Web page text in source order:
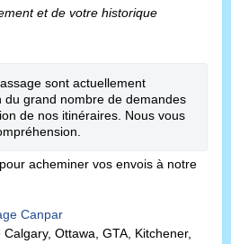
et de votre historique
sont actuellement
du grand nombre de demandes
de nos itinéraires. Nous vous
acheminer vos envois à notre
Canpar
Ottawa, GTA, Kitchener,